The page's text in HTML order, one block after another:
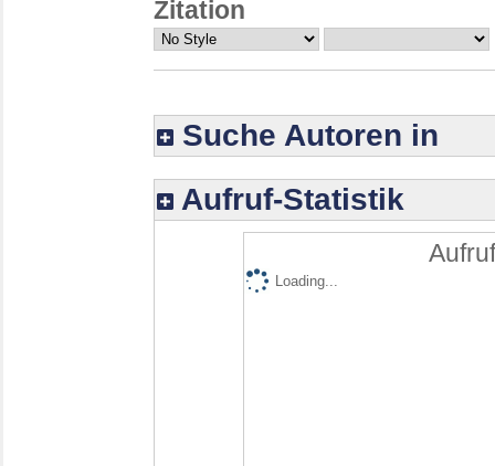
Zitation
Suche Autoren in
Aufruf-Statistik
Loading...